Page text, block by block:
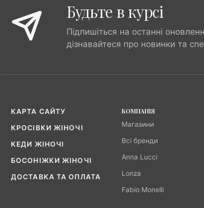
Будьте в курсі
Підпишіться на останні
дізнавайтеся про новинки та
КАРТА САЙТУ
КРОСІВКИ ЖІНОЧІ
КЕДИ ЖІНОЧІ
БОСОНІЖКИ ЖІНОЧІ
ДОСТАВКА ТА ОПЛАТА
КОМПАНІЯ
Магазини
Всі бренди
Anna Lucci
Lonza
Fabio Monelli